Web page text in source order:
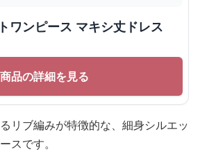
ワンピース マキシ丈ドレス
商品の詳細を見る
リブ編みが特徴的な、細身シルエッ
スです。